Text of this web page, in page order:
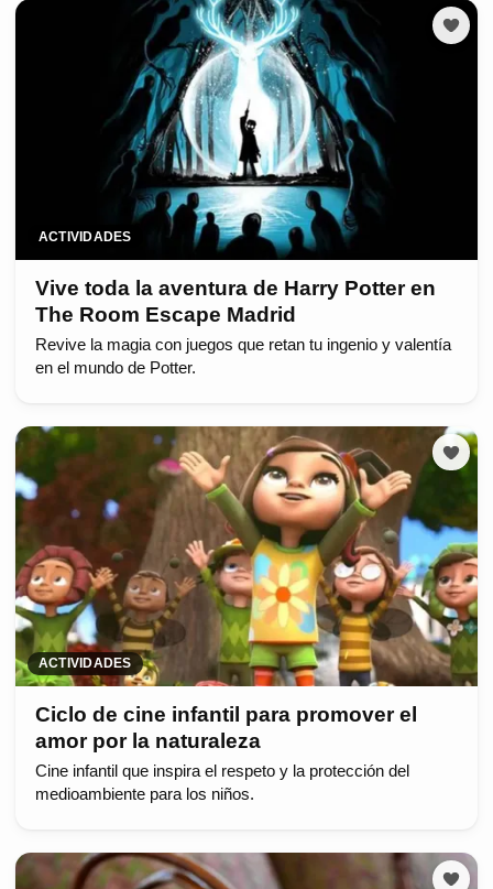
ACTIVIDADES
Vive toda la aventura de Harry Potter en
The Room Escape Madrid
Revive la magia con juegos que retan tu ingenio y valentía
en el mundo de Potter.
ACTIVIDADES
Ciclo de cine infantil para promover el
amor por la naturaleza
Cine infantil que inspira el respeto y la protección del
medioambiente para los niños.